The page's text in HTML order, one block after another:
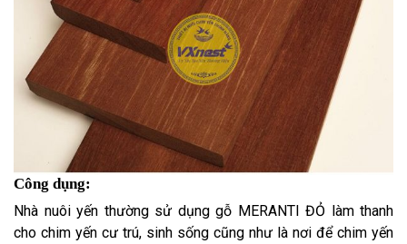
Công dụng:
Nhà nuôi yến thường sử dụng gỗ MERANTI ĐỎ làm thanh
cho chim yến cư trú, sinh sống cũng như là nơi để chim yến